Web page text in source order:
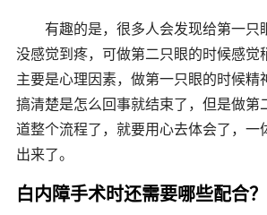
有趣的是，很多人会发现给第一只
没感觉到疼，可做第二只眼的时候感觉
主要是心理因素，做第一只眼的时候精
搞清楚是怎么回事就结束了，但是做第
道整个流程了，就要用心去体会了，一
出来了。
白内障手术时还需要哪些配合？